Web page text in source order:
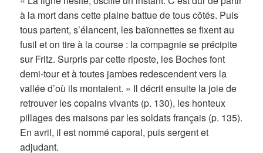
à la mort dans cette plaine battue de tous côtés. Puis
tous partent, s’élancent, les baïonnettes se fixent au
fusil et on tire à la course : la compagnie se précipite
sur Fritz. Surpris par cette riposte, les Boches font
demi-tour et à toutes jambes redescendent vers la
vallée d’où ils montaient. » Il décrit ensuite la joie de
retrouver les copains vivants (p. 130), les honteux
pillages des maisons par les soldats français (p. 135).
En avril, il est nommé caporal, puis sergent et
adjudant.